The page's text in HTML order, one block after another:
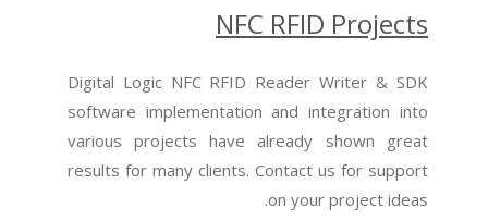
NFC RFID Projects
Digital Logic NFC RFID Reader Writer & SDK
software implementation and integration into
various projects have already shown great
results for many clients. Contact us for support
on your project ideas.